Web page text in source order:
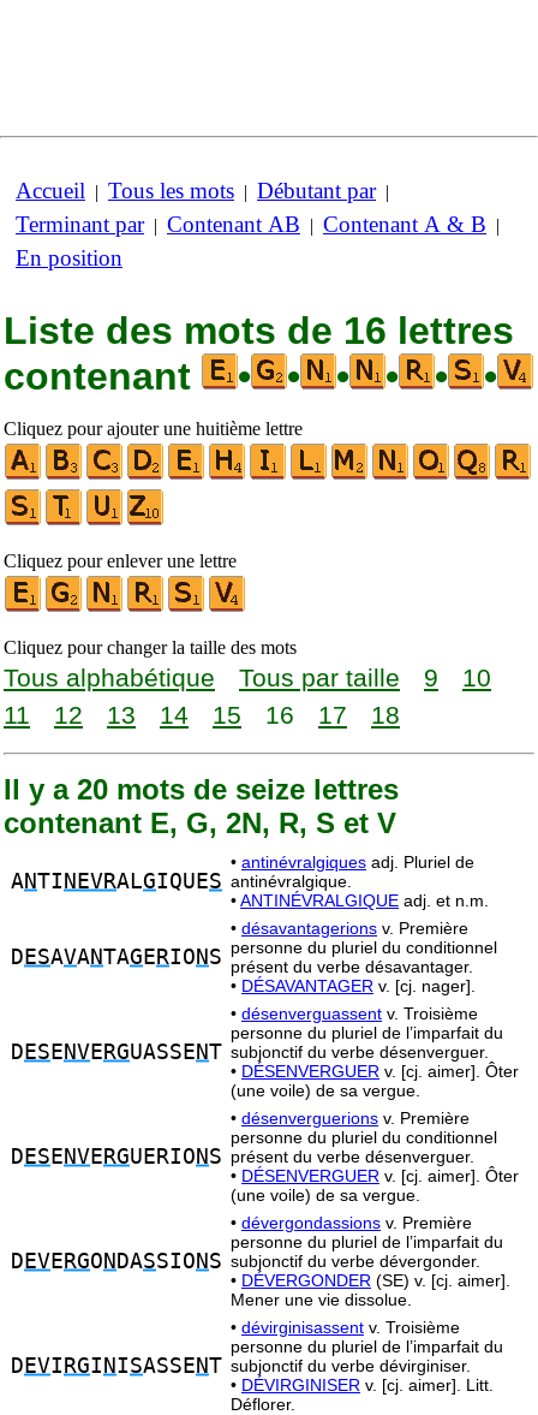
Accueil | Tous les mots | Débutant par|
Terminant par| Contenant AB | Contenant A & B |
En position
Liste des mots de 16 lettres
contenant
• • • • • •
Cliquez pour ajouter une huitième lettre
Cliquez pour enlever une lettre
Cliquez pour changer la taille des mots
Tous alphabétique Tous par taille 9
10
11
12 13 14 15 16 17 18
Il y a 20 mots de seize lettres
contenant E, G, 2N, R, S et V
ANTI NEVRALGIQUES
• antinévralgiques adj. Pluriel de
antinévralgique.
•ANTINÉVRALGIQUE adj. et n.m.
D ESAVANTAG E RIO N S
• désavantagerions v. Première
personne du pluriel du conditionnel
présent du verbe désavantager.
• DÉSAVANTAGER v. [cj. nager].
D ES E NVE RGUASSE NT
• désenverguassent v. Troisième
personne du pluriel de l’imparfait du
subjonctif du verbe désenverguer.
• DÉSENVERGUER v. [cj. aimer]. Ôter
(une voile) de sa vergue.
D ES E NVE RGUERIO N S
• désenverguerions v. Première
personne du pluriel du conditionnel
présent du verbe désenverguer.
• DÉSENVERGUER v. [cj. aimer]. Ôter
(une voile) de sa vergue.
D EVE RGO N DASSIO N S
• dévergondassions v. Première
personne du pluriel de l’imparfait du
subjonctif du verbe dévergonder.
• DÉVERGONDER (SE) v. [cj. aimer].
Mener une vie dissolue.
D EVI RGI N ISASSE NT
• dévirginisassent v. Troisième
personne du pluriel de l’imparfait du
subjonctif du verbe dévirginiser.
• DÉVIRGINISER v. [cj. aimer]. Litt.
Déflorer.